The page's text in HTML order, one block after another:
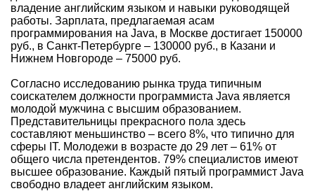
владение английским языком и навыки руководящей
работы. Зарплата, предлагаемая асам
программирования на Java, в Москве достигает 150000
руб., в Санкт-Петербурге – 130000 руб., в Казани и
Нижнем Новгороде – 75000 руб.
Согласно исследованию рынка труда типичным
соискателем должности программиста Java является
молодой мужчина с высшим образованием.
Представительницы прекрасного пола здесь
составляют меньшинство – всего 8%, что типично для
сферы IT. Молодежи в возрасте до 29 лет – 61% от
общего числа претендентов. 79% специалистов имеют
высшее образование. Каждый пятый программист Java
свободно владеет английским языком.